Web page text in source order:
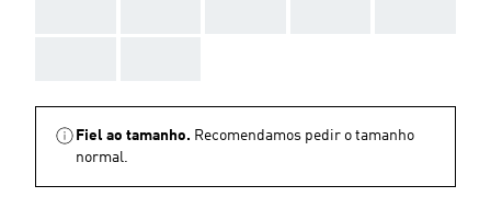
Fiel ao tamanho. Recomendamos pedir o tamanho
normal.